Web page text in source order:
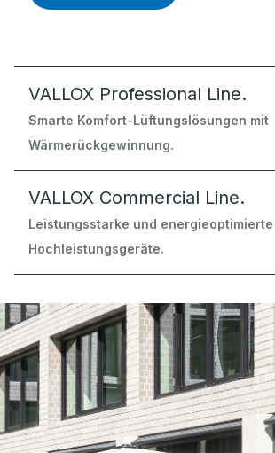
VALLOX Professional Line.
Smarte Komfort-Lüftungslösungen mit
Wärmerückgewinnung.
VALLOX Commercial Line.
Leistungsstarke und energieoptimierte
Hochleistungsgeräte.